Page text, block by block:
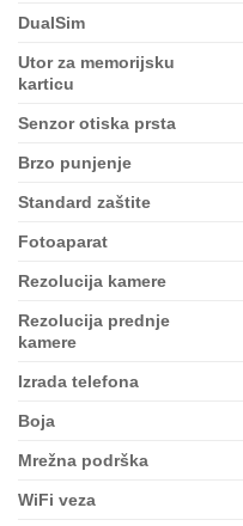
DualSim
Utor za memorijsku
karticu
Senzor otiska prsta
Brzo punjenje
Standard zaštite
Fotoaparat
Rezolucija kamere
Rezolucija prednje
kamere
Izrada telefona
Boja
Mrežna podrška
WiFi veza